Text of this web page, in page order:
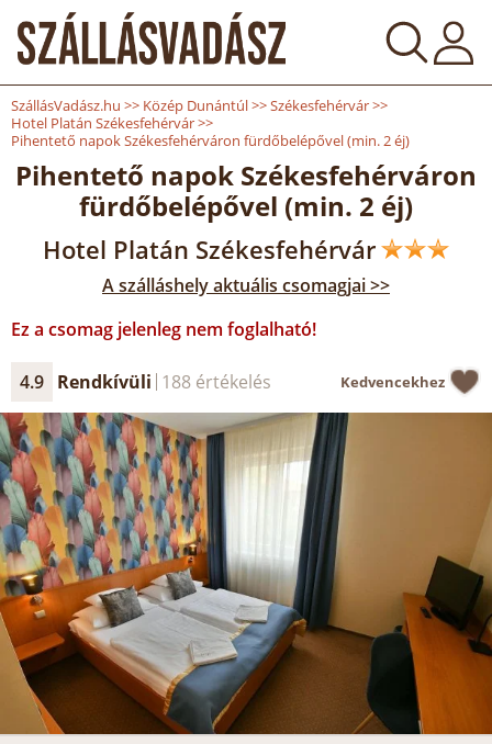
SzállásVadász.hu >> Közép Dunántúl>>Székesfehérvár>>
Hotel Platán Székesfehérvár>>
Pihentető napok Székesfehérváron fürdőbelépővel (min. 2 éj)
Pihentető napok Székesfehérváron
fürdőbelépővel (min. 2 éj)
Hotel Platán Székesfehérvár
A szálláshely aktuális csomagjai >>
Ez a csomag jelenleg nem foglalható!
4.9 Rendkívüli 188 értékelés Kedvencekhez